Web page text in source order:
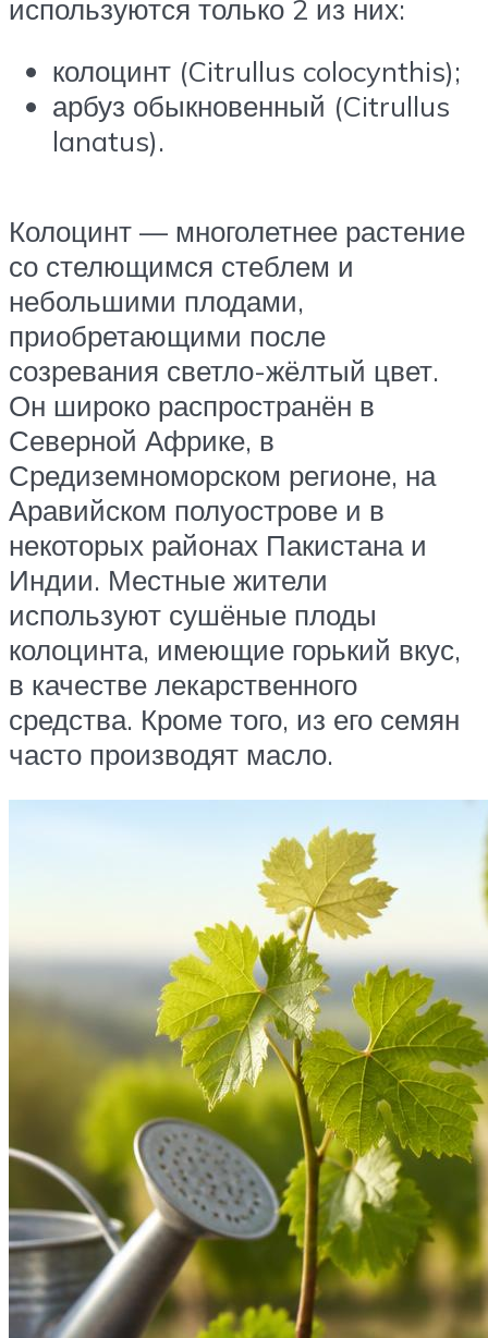
используются только 2 из них:
колоцинт (Citrullus colocynthis);
арбуз обыкновенный (Citrullus
lanatus).
Колоцинт — многолетнее растение
со стелющимся стеблем и
небольшими плодами,
приобретающими после
созревания светло-жёлтый цвет.
Он широко распространён в
Северной Африке, в
Средиземноморском регионе, на
Аравийском полуострове и в
некоторых районах Пакистана и
Индии. Местные жители
используют сушёные плоды
колоцинта, имеющие горький вкус,
в качестве лекарственного
средства. Кроме того, из его семян
часто производят масло.